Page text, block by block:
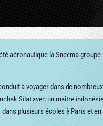
aéronautique la Snecma groupe
à voyager dans de nombreux
Silat avec un maître
plusieurs écoles à Paris et